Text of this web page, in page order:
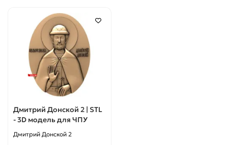
Центральный декор
Дмитрий Донской 2 | STL
- 3D модель для ЧПУ
Дмитрий Донской 2